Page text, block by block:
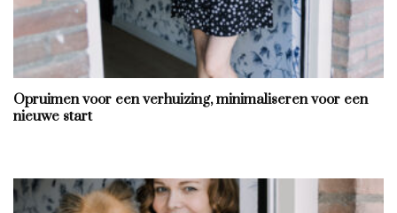
Opruimen voor een verhuizing, minimaliseren voor een
nieuwe start